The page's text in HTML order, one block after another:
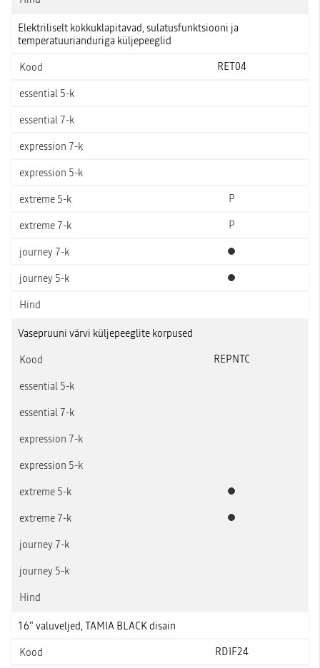
Elektriliselt kokkuklapitavad, sulatusfunktsiooni ja
temperatuurianduriga küljepeeglid
RET04
P
P
Standardvarustus
Standardvarustus
Vasepruuni värvi küljepeeglite korpused
REPNTC
Standardvarustus
Standardvarustus
16" valuveljed, TAMIA BLACK disain
RDIF24